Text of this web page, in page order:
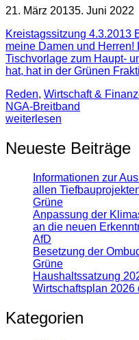
21. März 20135. Juni 2022
Kreistagssitzung 4.3.2013
meine Damen und
Tischvorlage zum Haupt-
hat, hat in der Grünen
Reden, Wirtschaft &
NGA-Breitband
weiterlesen
Neueste Beiträge
Informationen zur
allen
Grüne
Anpassung der
an die neuen
AfD
Besetzung der
Grüne
Haushaltssatzung
Wirtschaftsplan
Kategorien